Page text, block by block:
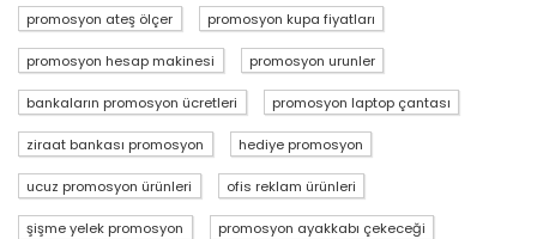
promosyon ateş ölçer promosyon kupa fiyatları
promosyon hesap makinesi promosyon urunler
bankaların promosyon ücretleri promosyon laptop çantası
ziraat bankası promosyon hediye promosyon
ucuz promosyon ürünleri ofis reklam ürünleri
şişme yelek promosyon promosyon ayakkabı çekeceği